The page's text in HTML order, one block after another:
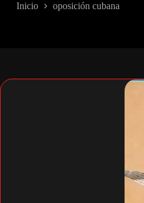
Inicio oposición cubana